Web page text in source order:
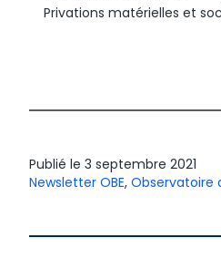
Privations matérielles et
Publié le 3 septembre 2021
Newsletter OBE, Observatoire